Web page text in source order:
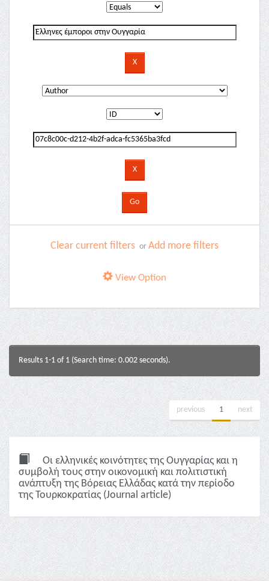
Clear current filters or Add more filters
View Option
Results 1-1 of 1 (Search time: 0.002 seconds).
previous 1 next
Οι ελληνικές κοινότητες της Ουγγαρίας και η
συμβολή τους στην οικονομική και πολιτιστική
ανάπτυξη της Βόρειας Ελλάδας κατά την περίοδο
της Τουρκοκρατίας (Journal article)